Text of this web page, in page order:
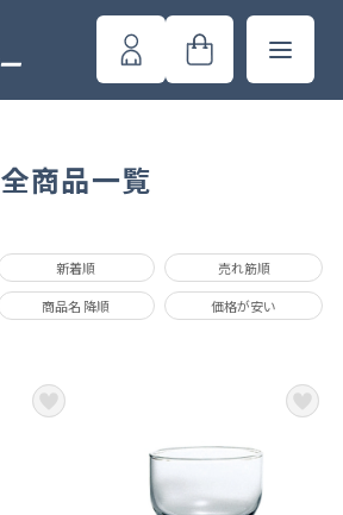
全商品一覧
新着順 売れ筋順
商品名 降順 価格が安い